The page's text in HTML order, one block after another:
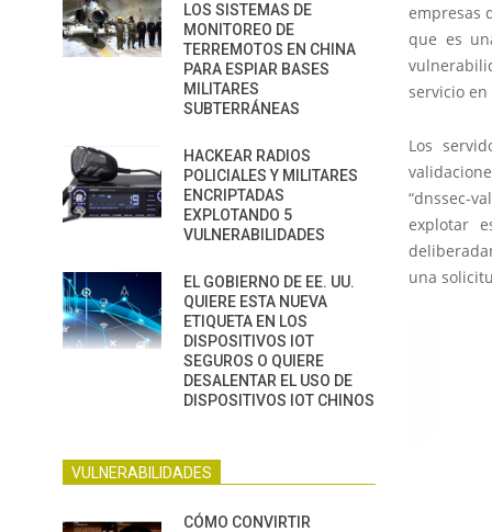
empresas
que es
servicio
Los
“dnssec-
explotar
una
LOS SISTEMAS DE
MONITOREO DE
TERREMOTOS EN CHINA
PARA ESPIAR BASES
MILITARES
SUBTERRÁNEAS
HACKEAR RADIOS
POLICIALES Y MILITARES
ENCRIPTADAS
EXPLOTANDO 5
VULNERABILIDADES
EL GOBIERNO DE EE. UU.
QUIERE ESTA NUEVA
ETIQUETA EN LOS
DISPOSITIVOS IOT
SEGUROS O QUIERE
DESALENTAR EL USO DE
DISPOSITIVOS IOT CHINOS
VULNERABILIDADES
CÓMO CONVIRTIR